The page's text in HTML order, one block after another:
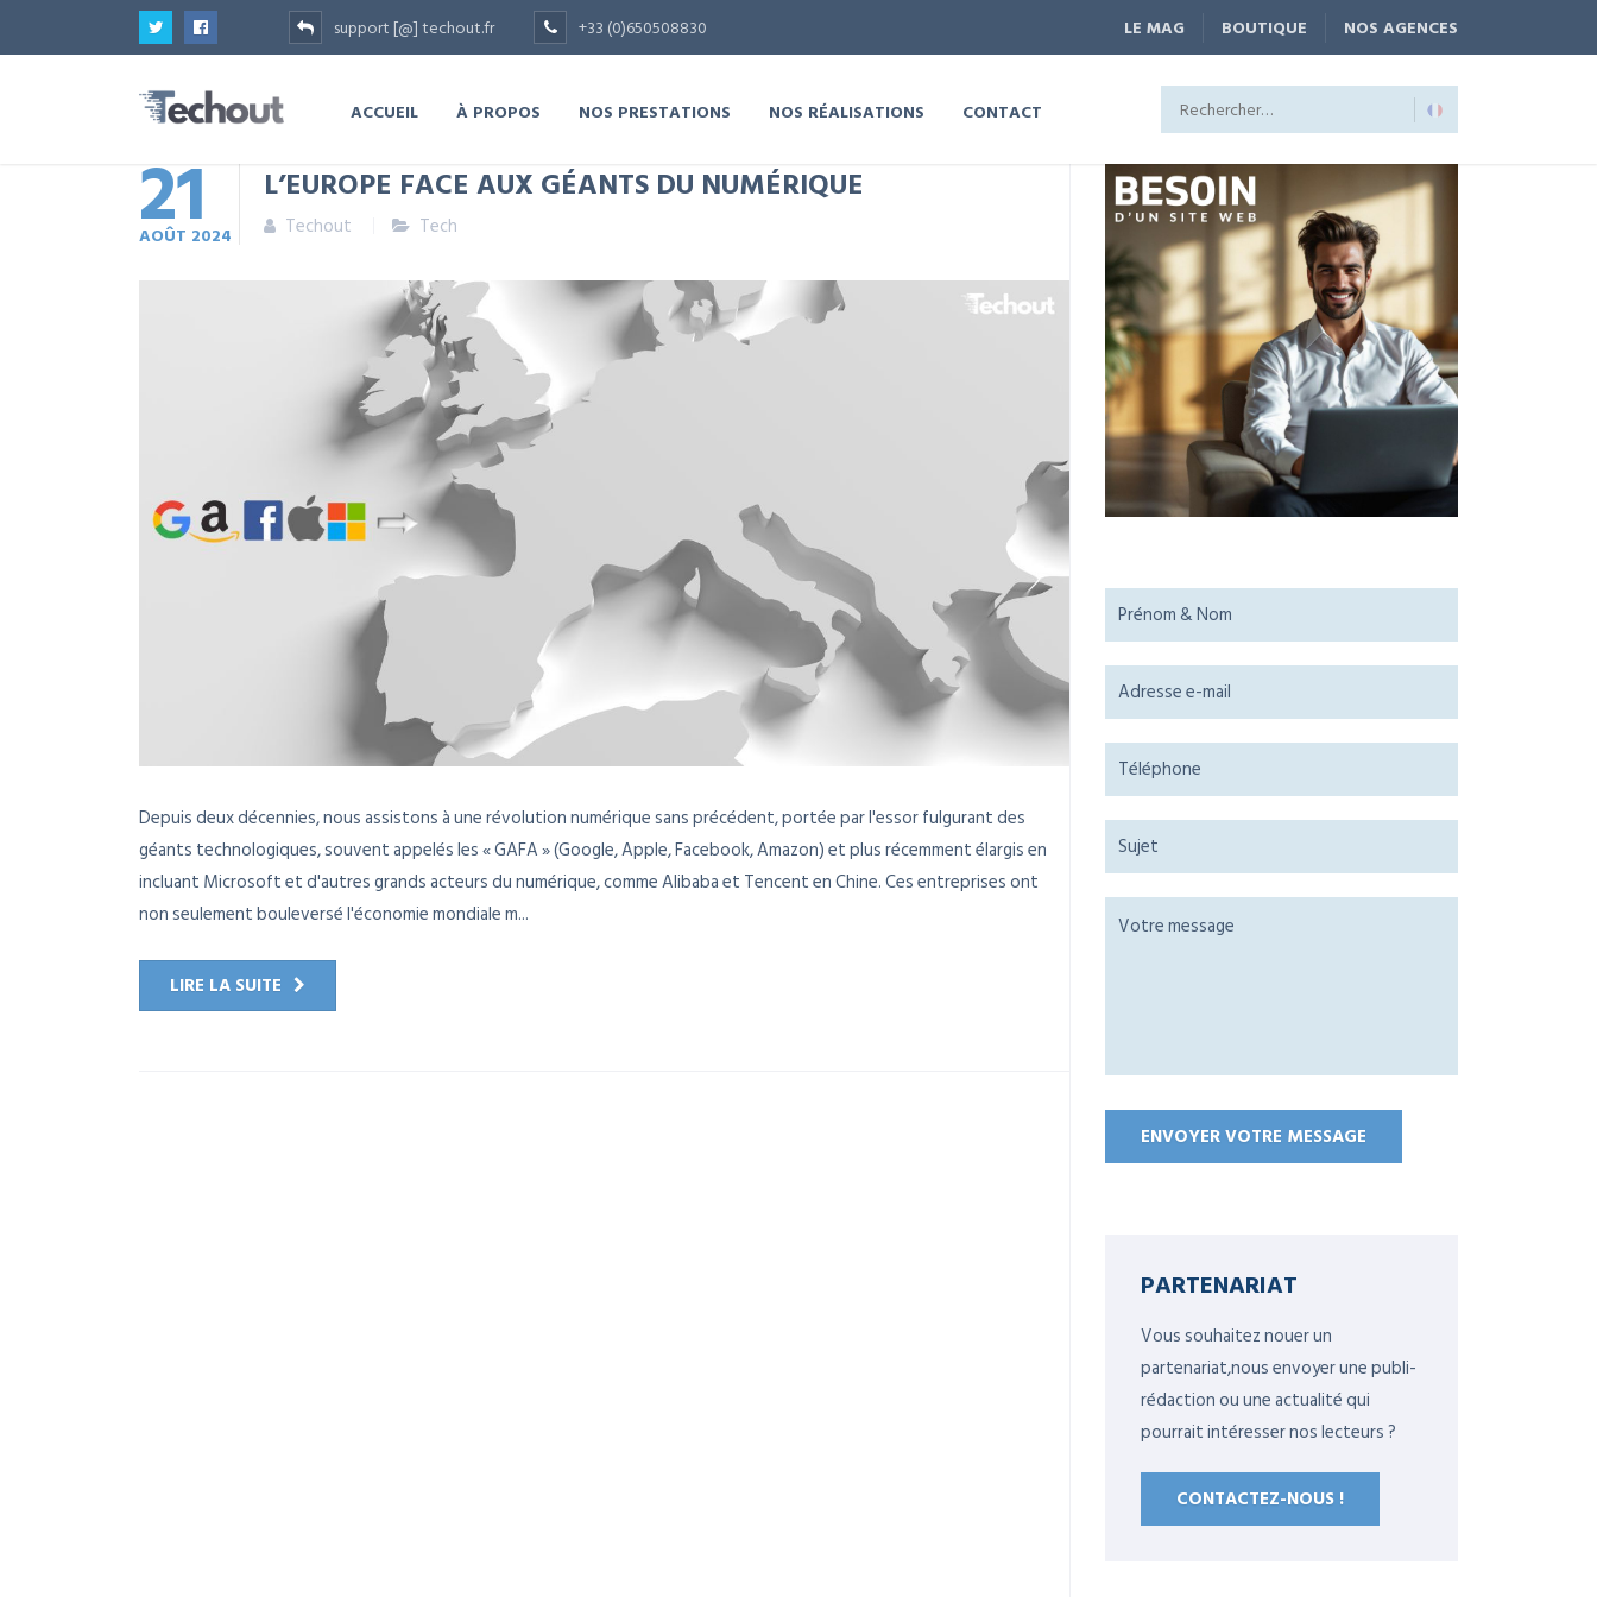
support [@] techout.fr +33 (0)650508830 LE MAG BOUTIQUE NOS AGENCES
ACCUEIL À PROPOS NOS PRESTATIONS NOS RÉALISATIONS CONTACT
21
AOÛT 2024
L’EUROPE FACE AUX GÉANTS DU NUMÉRIQUE
Techout Tech
Depuis deux décennies, nous assistons à une révolution numérique sans précédent, portée par l'essor fulgurant des
géants technologiques, souvent appelés les « GAFA » (Google, Apple, Facebook, Amazon) et plus récemment élargis en
incluant Microsoft et d'autres grands acteurs du numérique, comme Alibaba et Tencent en Chine. Ces entreprises ont
non seulement bouleversé l'économie mondiale m...
LIRE LA SUITE
PARTENARIAT
Vous souhaitez nouer un
partenariat,nous envoyer une publi-
rédaction ou une actualité qui
pourrait intéresser nos lecteurs ?
CONTACTEZ-NOUS !